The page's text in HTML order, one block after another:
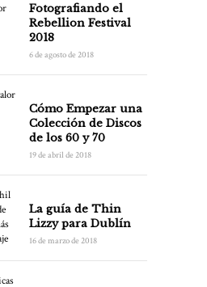
Fotografiando el
Rebellion Festival
2018
6 de agosto de 2018
Cómo Empezar una
Colección de Discos
de los 60 y 70
19 de abril de 2018
La guía de Thin
Lizzy para Dublín
16 de marzo de 2018